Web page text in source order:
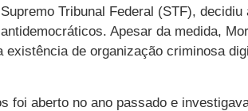
Tribunal Federal (STF),
Apesar da medida,
existência de organização criminosa
foi aberto no ano passado e